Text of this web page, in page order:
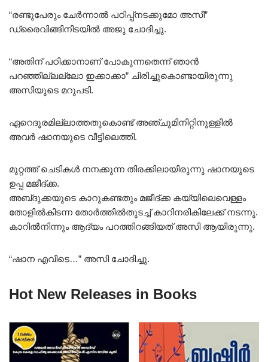
“രണ്ടുപേരും ചേർന്നാൽ പഠിപ്പ്നടക്കുമോ അസീ”
ഡ്രൈവിങ്ങിനിടയിൽ അജു ചോദിച്ചു.
“അതിന് പഠിക്കാനാണ് പോകുന്നതെന്ന് ഞാൻ
പറഞ്ഞില്ലല്ലോ ഇക്കാക്കാ” ചിരിച്ചുകൊണ്ടായിരുന്നു
അസിയുടെ മറുപടി.
ഏറെദൂരമില്ലാത്തതുകൊണ്ട് അഞ്ചുമിനിറ്റിനുള്ളിൽ
അവർ ഷാനയുടെ വീട്ടിലെത്തി.
മുറ്റത്ത് ചെടികൾ നനക്കുന്ന തിരക്കിലായിരുന്നു ഷാനയുടെ
ഉപ്പ മജീദ്ക്ക.
അബ്‌ദുക്കയുടെ കാറുകണ്ടതും മജീദ്ക്ക കയ്യിലെവെള്ളം
തോളിൽകിടന്ന തോർത്തിൽതുടച്ച് കാറിനരികിലേക്ക് നടന്നു.
കാറിൽനിന്നും ആദ്യം പറത്തിറങ്ങിയത് അസി ആയിരുന്നു.
“ഷാന എവിടെ…” അസി ചോദിച്ചു.
Hot New Releases in Books